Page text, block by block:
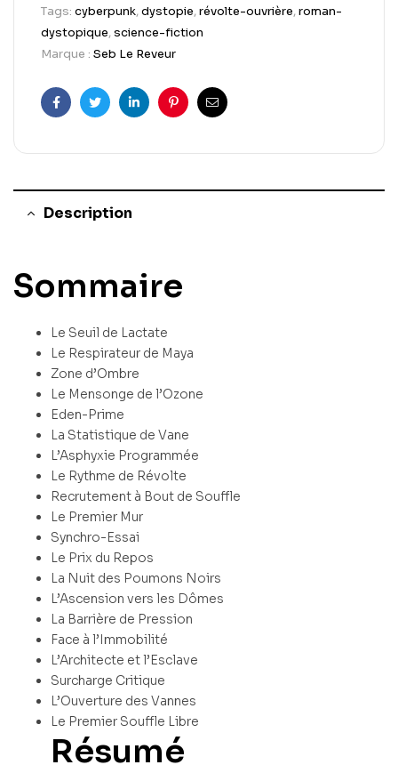
Tags: cyberpunk,dystopie,révolte-ouvrière,roman-
dystopique,science-fiction
Marque : Seb Le Reveur
FacebookTwitterLinkedinPinterestEmail
Description
Sommaire
Le Seuil de Lactate
Le Respirateur de Maya
Zone d’Ombre
Le Mensonge de l’Ozone
Eden-Prime
La Statistique de Vane
L’Asphyxie Programmée
Le Rythme de Révolte
Recrutement à Bout de Souffle
Le Premier Mur
Synchro-Essai
Le Prix du Repos
La Nuit des Poumons Noirs
L’Ascension vers les Dômes
La Barrière de Pression
Face à l’Immobilité
L’Architecte et l’Esclave
Surcharge Critique
L’Ouverture des Vannes
Le Premier Souffle Libre
Résumé